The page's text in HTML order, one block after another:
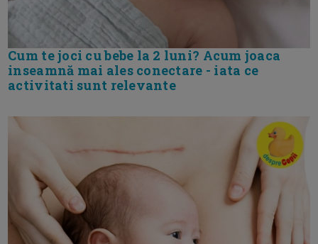
Cum te joci cu bebe la 2 luni? Acum joaca
inseamnă mai ales conectare - iata ce
activitati sunt relevante